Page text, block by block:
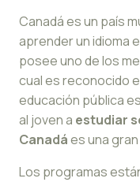
Canadá es un país
aprender un idioma
posee uno de los
cual es reconocido
educación pública
al joven a estudiar
Canadáes una
Los programas